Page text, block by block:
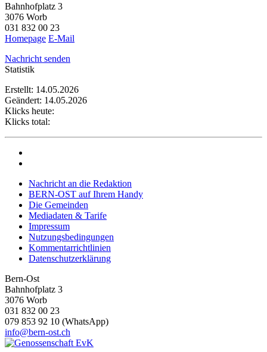
Bahnhofplatz 3
3076 Worb
031 832 00 23
Homepage E-Mail
Nachricht senden
Statistik
Erstellt: 14.05.2026
Geändert: 14.05.2026
Klicks heute:
Klicks total:
Nachricht an die Redaktion
BERN-OST auf Ihrem Handy
Die Gemeinden
Mediadaten & Tarife
Impressum
Nutzungsbedingungen
Kommentarrichtlinien
Datenschutzerklärung
Bern-Ost
Bahnhofplatz 3
3076 Worb
031 832 00 23
079 853 92 10 (WhatsApp)
info@bern-ost.ch